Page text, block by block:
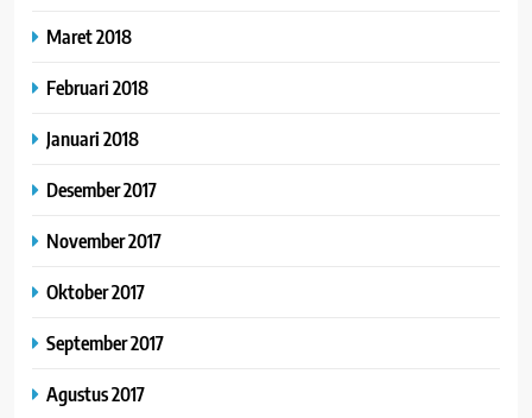
Maret 2018
Februari 2018
Januari 2018
Desember 2017
November 2017
Oktober 2017
September 2017
Agustus 2017